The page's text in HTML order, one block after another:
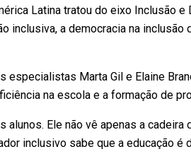
Latina tratou do eixo Inclusão e
inclusiva, a democracia na inclusão
especialistas Marta Gil e Elaine
na escola e a formação de
Ele não vê apenas a cadeira
inclusivo sabe que a educação é